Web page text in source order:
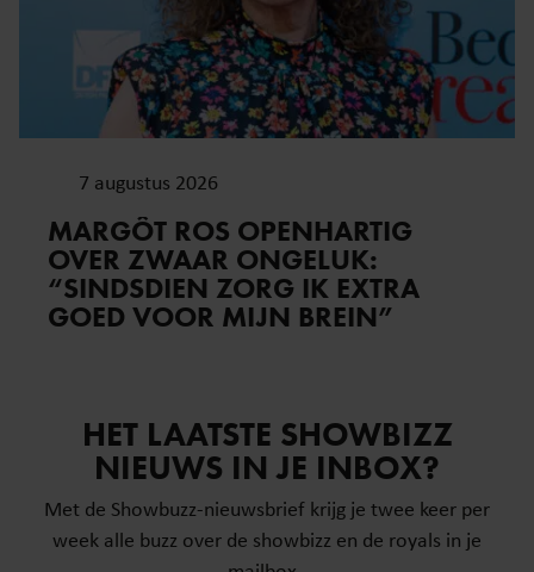
7 augustus 2026
MARGÔT ROS OPENHARTIG
OVER ZWAAR ONGELUK:
“SINDSDIEN ZORG IK EXTRA
GOED VOOR MIJN BREIN”
HET LAATSTE SHOWBIZZ
NIEUWS IN JE INBOX?
Met de Showbuzz-nieuwsbrief krijg je twee keer per
week alle buzz over de showbizz en de royals in je